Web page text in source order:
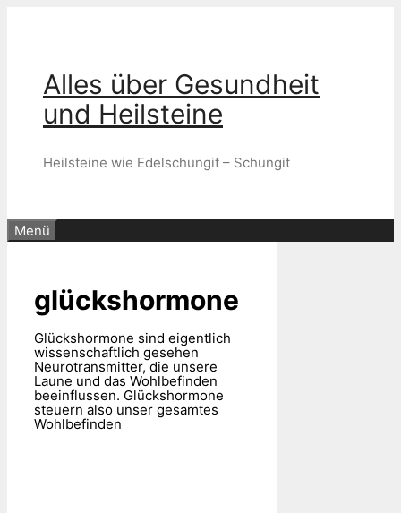
Alles über Gesundheit
und Heilsteine
Heilsteine wie Edelschungit – Schungit
Menü
glückshormone
Glückshormone sind eigentlich
wissenschaftlich gesehen
Neurotransmitter, die unsere
Laune und das Wohlbefinden
beeinflussen. Glückshormone
steuern also unser gesamtes
Wohlbefinden